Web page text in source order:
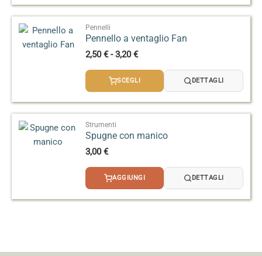
Pennelli
Pennello a ventaglio Fan
2,50€ - 3,20€Fascia
prezzo:
SCEGLI DETTAGLI
Strumenti
Spugne con manico
3,00€
AGGIUNGI DETTAGLI